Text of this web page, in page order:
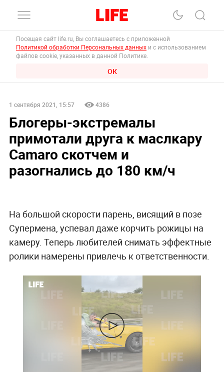
Посещая сайт life.ru, Вы соглашаетесь с приложенной
Политикой обработки Персональных данных и с использованием
файлов cookie, указанных в данной Политике.
ОК
1 сентября 2021, 15:57 4386
Блогеры-экстремалы
примотали друга к маслкару
Camaro скотчем и
разогнались до 180 км/ч
На большой скорости парень, висящий в позе
Супермена, успевал даже корчить рожицы на
камеру. Теперь любителей снимать эффектные
ролики намерены привлечь к ответственности.